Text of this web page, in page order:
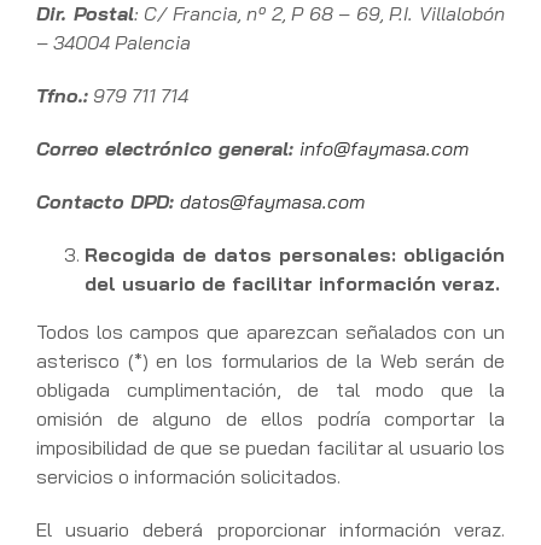
Dir. Postal: C/ Francia, nº 2, P 68 – 69, P.I. Villalobón
– 34004 Palencia
Tfno.: 979 711 714
Correo electrónico general: info@faymasa.com
Contacto DPD: datos@faymasa.com
Recogida de datos personales: obligación
del usuario de facilitar información veraz.
Todos los campos que aparezcan señalados con un
asterisco (*) en los formularios de la Web serán de
obligada cumplimentación, de tal modo que la
omisión de alguno de ellos podría comportar la
imposibilidad de que se puedan facilitar al usuario los
servicios o información solicitados.
El usuario deberá proporcionar información veraz.